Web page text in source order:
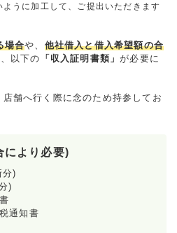
うに加工して、ご提出いただきます
場合や、 他社借入と借入希望額の合
以下の 「収入証明書類」が必要に
舗へ行く際に念のため持参してお
により必要)
分)
)
通知書